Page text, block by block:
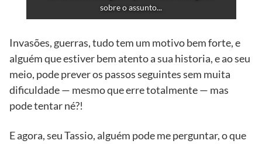
sobre o assunto...
Invasões, guerras, tudo tem um motivo bem forte, e
alguém que estiver bem atento a sua historia, e ao seu
meio, pode prever os passos seguintes sem muita
dificuldade — mesmo que erre totalmente — mas
pode tentar né?!
E agora, seu Tassio, alguém pode me perguntar, o que